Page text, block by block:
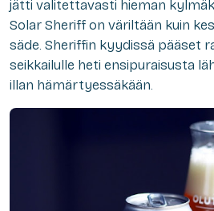
jätti valitettavasti hieman
Solar Sheriff on väriltään kuin
säde. Sheriffin kyydissä pääset
seikkailulle heti ensipuraisusta
illan hämärtyessäkään.